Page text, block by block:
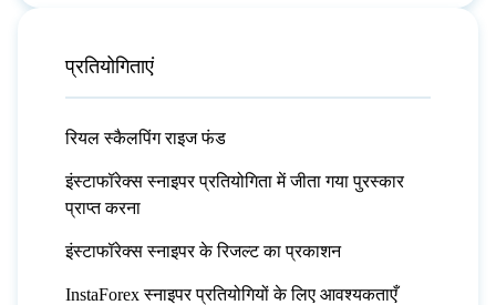
प्रतियोगिताएं
रियल स्कैलपिंग राइज फंड
इंस्टाफॉरेक्स स्नाइपर प्रतियोगिता में जीता गया पुरस्कार
प्राप्त करना
इंस्टाफॉरेक्स स्नाइपर के रिजल्ट का प्रकाशन
InstaForex स्नाइपर प्रतियोगियों के लिए आवश्यकताएँ